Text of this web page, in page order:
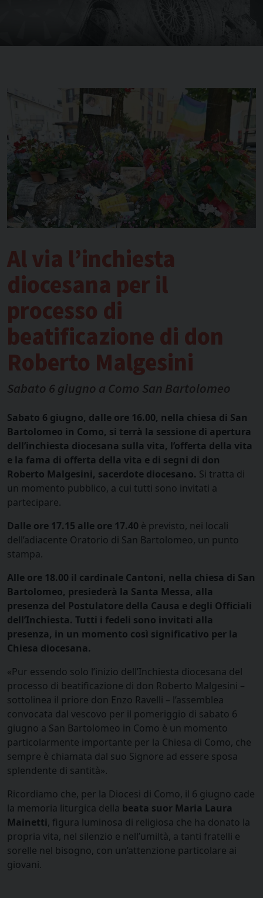
Al via l’inchiesta
diocesana per il
processo di
beatificazione di don
Roberto Malgesini
Sabato 6 giugno a Como San Bartolomeo
Sabato 6 giugno, dalle ore 16.00, nella chiesa di San
Bartolomeo in Como, si terrà la sessione di apertura
dell’inchiesta diocesana sulla vita, l’offerta della vita
e la fama di offerta della vita e di segni di don
Roberto Malgesini, sacerdote diocesano. Si tratta di
un momento pubblico, a cui tutti sono invitati a
partecipare.
Dalle ore 17.15 alle ore 17.40 è previsto, nei locali
dell’adiacente Oratorio di San Bartolomeo, un punto
stampa.
Alle ore 18.00 il cardinale Cantoni, nella chiesa di San
Bartolomeo, presiederà la Santa Messa, alla
presenza del Postulatore della Causa e degli Officiali
dell’Inchiesta. Tutti i fedeli sono invitati alla
presenza, in un momento così significativo per la
Chiesa diocesana.
«Pur essendo solo l’inizio dell’Inchiesta diocesana del
processo di beatificazione di don Roberto Malgesini –
sottolinea il priore don Enzo Ravelli – l’assemblea
convocata dal vescovo per il pomeriggio di sabato 6
giugno a San Bartolomeo in Como è un momento
particolarmente importante per la Chiesa di Como, che
sempre è chiamata dal suo Signore ad essere sposa
splendente di santità».
Ricordiamo che, per la Diocesi di Como, il 6 giugno cade
la memoria liturgica della beata suor Maria Laura
Mainetti, figura luminosa di religiosa che ha donato la
propria vita, nel silenzio e nell’umiltà, a tanti fratelli e
sorelle nel bisogno, con un’attenzione particolare ai
giovani.